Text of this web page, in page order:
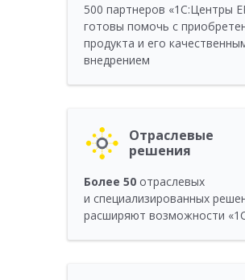
500 партнеров «1С:Центры
готовы помочь с
продукта и его
внедрением
Отраслевые
решения
Более 50 отраслевых
и специализированных
расширяют возможности